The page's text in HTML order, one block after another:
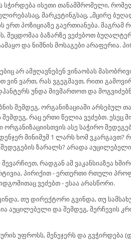
სჭირდება ისეთი თანამშრომელი,
მარკეტინგსაც, „მცირე
ერთ პოზიციაზე გაერთიანება.
შეცდომაა ბაზარზე ვეძებოთ
და ნიშნის მოსაგები არაფერია.
არ ამჟღავნებენ ვინაობას
ვინ ვართ, რას ვგეგმავთ, რითი
უნდა მივმართოთ და
შემდეგ, ორგანიზაციაში არსებულ
რაც ერთი წელია ვეძებთ. ესეც
ასე საჭირო
მინიმუმ 1 ლარს ხომ ვკარგავთ?
ზარალს? არადა
რადგან ამ ვაკანსიაზეა
პირიქით - ერთერთი რთული
ვეძებთ - ესაა არასწორი.
თუ დირექტორი გვინდა, თუ
და შემდეგ, შერჩევის
უფროსს, მენეჯერს და გვჭირდება